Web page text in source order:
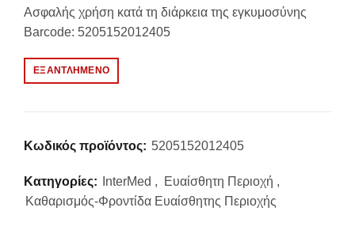
Ασφαλής χρήση κατά τη διάρκεια της εγκυμοσύνης
Barcode: 5205152012405
ΕΞΑΝΤΛΗΜΈΝΟ
Κωδικός προϊόντος: 5205152012405
Κατηγορίες: InterMed , Ευαίσθητη Περιοχή ,
Καθαρισμός-Φροντίδα Ευαίσθητης Περιοχής